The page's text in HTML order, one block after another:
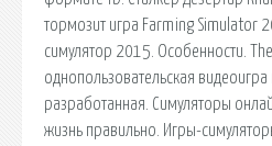
тормозит игра Farming Simulator
симулятор 2015. Особенности.
однопользовательская
разработанная. Симуляторы
жизнь правильно. Игры-